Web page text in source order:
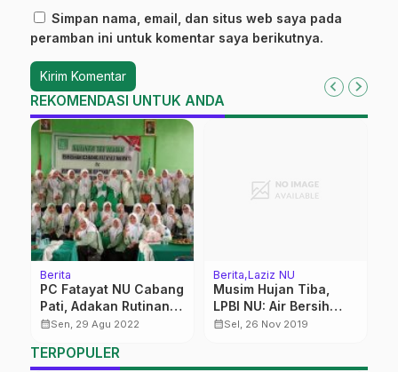
Simpan nama, email, dan situs web saya pada
peramban ini untuk komentar saya berikutnya.
REKOMENDASI UNTUK ANDA
Berita
PC Fatayat NU Cabang
Pati, Adakan Rutinan
Triwulan
calendar_monthSen, 29 Agu 2022
Berita Laziz NU
Musim Hujan Tiba,
LPBI NU: Air Bersih
Masih Langka
calendar_monthSel, 26 Nov 2019
TERPOPULER